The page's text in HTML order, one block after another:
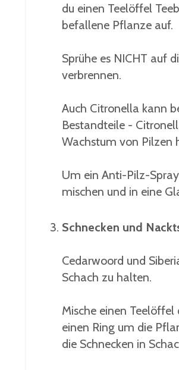
du einen Teelöffel
befallene Pflanze auf.
Sprühe es NICHT auf
verbrennen.
Auch Citronella kann
Bestandteile -
Wachstum von Pilzen
Um ein Anti-Pilz-
mischen und in eine
Schnecken und
Cedarwoord und
Schach zu halten.
Mische einen
einen Ring um die
die Schnecken in